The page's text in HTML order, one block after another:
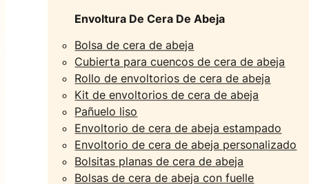
Envoltura De Cera De Abeja
Bolsa de cera de abeja
Cubierta para cuencos de cera de abeja
Rollo de envoltorios de cera de abeja
Kit de envoltorios de cera de abeja
Pañuelo liso
Envoltorio de cera de abeja estampado
Envoltorio de cera de abeja personalizado
Bolsitas planas de cera de abeja
Bolsas de cera de abeja con fuelle